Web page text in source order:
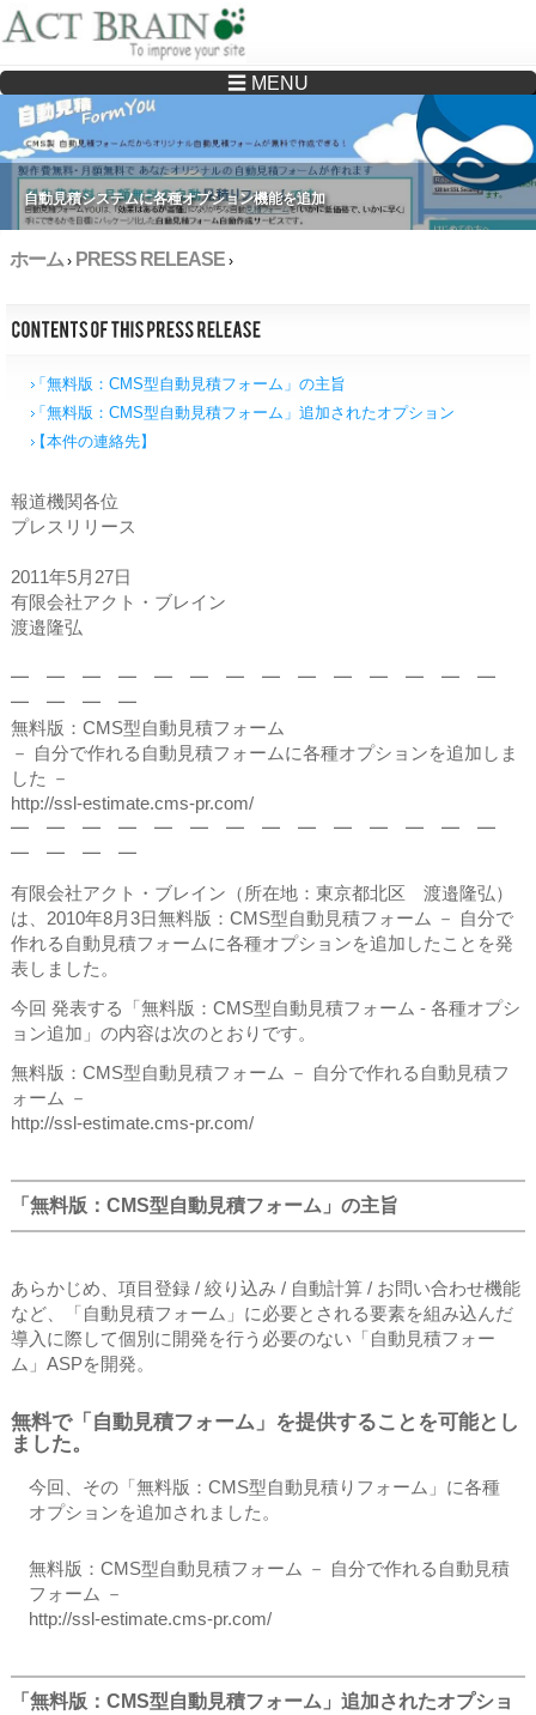
Drupalサイトの制作・保守をどこに頼んでいいか分からない方へ…まずはご相談く
ださい
☰ MENU
自動見積システムに各種オプション機能を追加
ホーム› PRESS RELEASE ›
「無料版：CMS型自動見積フォーム」の主旨
「無料版：CMS型自動見積フォーム」追加されたオプション
【本件の連絡先】
報道機関各位
プレスリリース
2011年5月27日
有限会社アクト・ブレイン
渡邉隆弘
━ ━ ━ ━ ━ ━ ━ ━ ━ ━ ━ ━ ━ ━
━ ━ ━ ━
無料版：CMS型自動見積フォーム
－ 自分で作れる自動見積フォームに各種オプションを追加しま
した －
http://ssl-estimate.cms-pr.com/
━ ━ ━ ━ ━ ━ ━ ━ ━ ━ ━ ━ ━ ━
━ ━ ━ ━
有限会社アクト・ブレイン（所在地：東京都北区 渡邉隆弘）
は、2010年8月3日無料版：CMS型自動見積フォーム － 自分で
作れる自動見積フォームに各種オプションを追加したことを発
表しました。
今回 発表する「無料版：CMS型自動見積フォーム - 各種オプシ
ョン追加」の内容は次のとおりです。
無料版：CMS型自動見積フォーム － 自分で作れる自動見積フ
ォーム －
http://ssl-estimate.cms-pr.com/
「無料版：CMS型自動見積フォーム」の主旨
あらかじめ、項目登録 / 絞り込み / 自動計算 / お問い合わせ機能
など、「自動見積フォーム」に必要とされる要素を組み込んだ
導入に際して個別に開発を行う必要のない「自動見積フォー
ム」ASPを開発。
無料で「自動見積フォーム」を提供することを可能とし
ました。
今回、その「無料版：CMS型自動見積りフォーム」に各種
オプションを追加されました。
無料版：CMS型自動見積フォーム － 自分で作れる自動見積
フォーム －
http://ssl-estimate.cms-pr.com/
「無料版：CMS型自動見積フォーム」追加されたオプショ